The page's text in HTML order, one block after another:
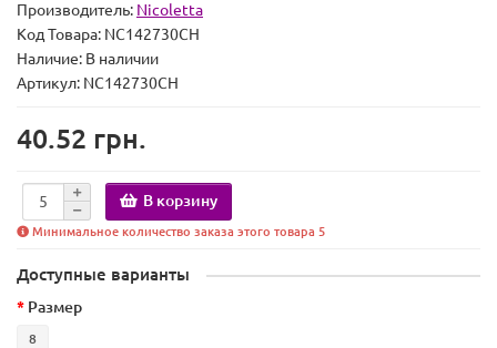
Производитель: Nicoletta
Код Товара: NC142730CH
Наличие: В наличии
Артикул: NC142730CH
40.52 грн.
В корзину
Минимальное количество заказа этого товара 5
Доступные варианты
Размер
8